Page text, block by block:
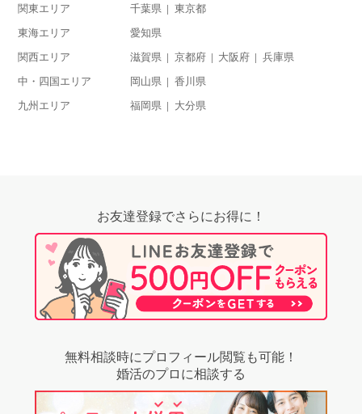
関東エリア 千葉県 東京都
東海エリア 愛知県
関西エリア 滋賀県 京都府 大阪府 兵庫県
中・四国エリア 岡山県 香川県
九州エリア 福岡県 大分県
お友達登録でさらにお得に！
無料相談時にプロフィール閲覧も可能！
婚活のプロに相談する